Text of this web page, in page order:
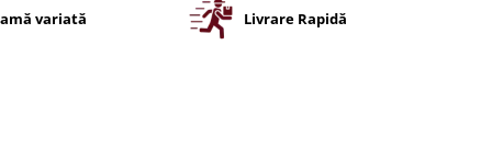
variată Livrare Rapidă